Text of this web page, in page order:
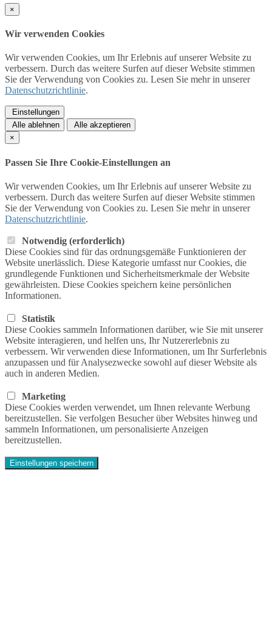
×
Wir verwenden Cookies
Wir verwenden Cookies, um Ihr Erlebnis auf unserer Website zu
verbessern. Durch das weitere Surfen auf dieser Website stimmen
Sie der Verwendung von Cookies zu. Lesen Sie mehr in unserer
Datenschutzrichtlinie.
Einstellungen
Alle ablehnen
Alle akzeptieren
×
Passen Sie Ihre Cookie-Einstellungen an
Wir verwenden Cookies, um Ihr Erlebnis auf unserer Website zu
verbessern. Durch das weitere Surfen auf dieser Website stimmen
Sie der Verwendung von Cookies zu. Lesen Sie mehr in unserer
Datenschutzrichtlinie.
Notwendig (erforderlich)
Diese Cookies sind für das ordnungsgemäße Funktionieren der
Website unerlässlich. Diese Kategorie umfasst nur Cookies, die
grundlegende Funktionen und Sicherheitsmerkmale der Website
gewährleisten. Diese Cookies speichern keine persönlichen
Informationen.
Statistik
Diese Cookies sammeln Informationen darüber, wie Sie mit unserer
Website interagieren, und helfen uns, Ihr Nutzererlebnis zu
verbessern. Wir verwenden diese Informationen, um Ihr Surferlebnis
anzupassen und für Analysezwecke sowohl auf dieser Website als
auch in anderen Medien.
Marketing
Diese Cookies werden verwendet, um Ihnen relevante Werbung
bereitzustellen. Sie verfolgen Besucher über Websites hinweg und
sammeln Informationen, um personalisierte Anzeigen
bereitzustellen.
Einstellungen speichern